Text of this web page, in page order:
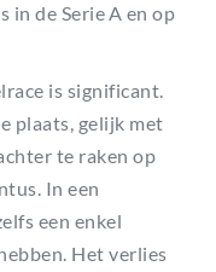
in de Serie A en op
is significant.
plaats, gelijk met
te raken op
In een
een enkel
Het verlies